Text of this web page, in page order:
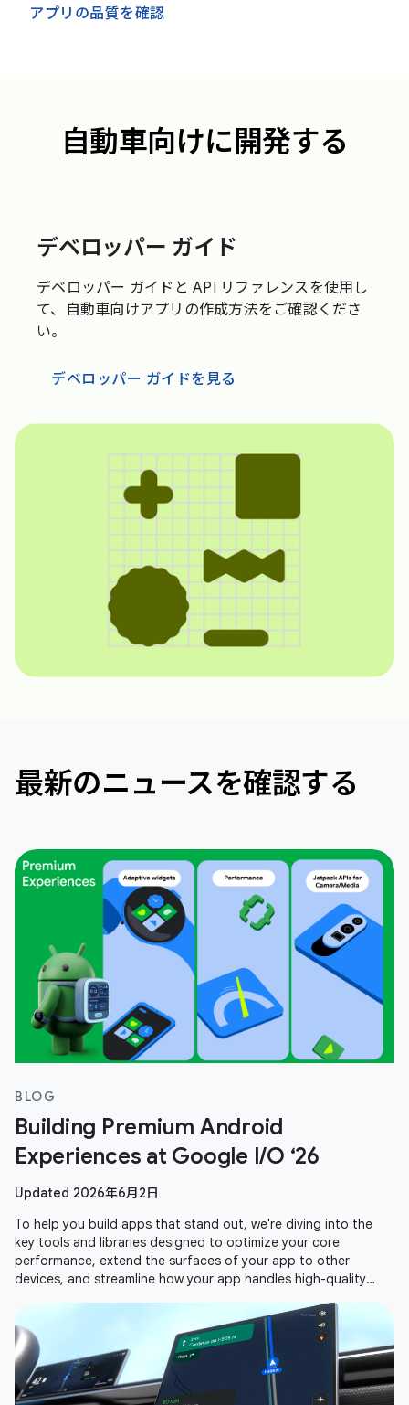
アプリの品質を確認
自動車向けに開発する
デベロッパー ガイド
デベロッパー ガイドと API リファレンスを使用し
て、自動車向けアプリの作成方法をご確認くださ
い。
デベロッパー ガイドを見る
最新のニュースを確認する
BLOG
Building Premium Android
Experiences at Google I/O ‘26
Updated 2026年6月2日
To help you build apps that stand out, we're diving into the
key tools and libraries designed to optimize your core
performance, extend the surfaces of your app to other
devices, and streamline how your app handles high-quality